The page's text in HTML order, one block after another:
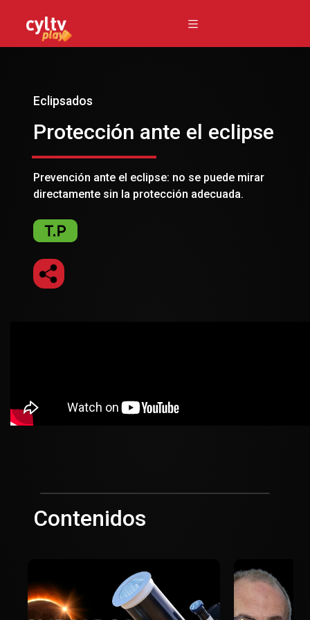
Eclipsados
Protección ante el eclipse
Prevención ante el eclipse: no se puede mirar
directamente sin la protección adecuada.
Contenidos